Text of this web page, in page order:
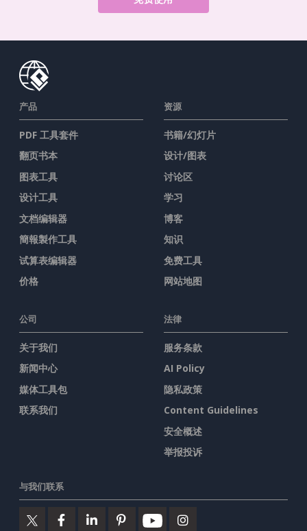
产品
PDF 工具套件
翻页书本
图表工具
设计工具
文档编辑器
簡報製作工具
试算表编辑器
价格
资源
书籍/幻灯片
设计/图表
讨论区
学习
博客
知识
免费工具
网站地图
公司
关于我们
新闻中心
媒体工具包
联系我们
法律
服务条款
AI Policy
隐私政策
Content Guidelines
安全概述
举报投诉
与我们联系